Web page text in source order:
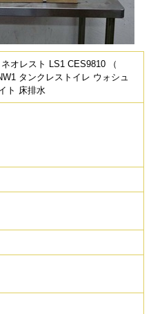
オレスト LS1 CES9810 （
タンクレストイレ ウォシュ
ト 床排水